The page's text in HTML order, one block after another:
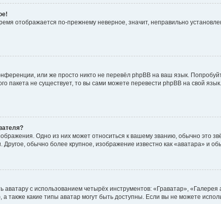
отображается по-прежнему неверное, значит, неправильно
или же просто никто не перевёл phpBB на ваш язык.
пакета не существует, то вы сами можете перевести phpBB на свой
Одно из них может относиться к вашему званию, обычно это
обычно более крупное, изображение известно как «аватара» и
с использованием четырёх инструментов: «Граватар»,
также какие типы аватар могут быть доступны. Если вы не можете